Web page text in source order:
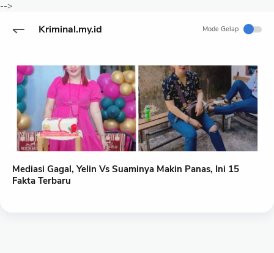
-->
Kriminal.my.id Mode Gelap
Mediasi Gagal, Yelin Vs Suaminya Makin Panas, Ini 15
Fakta Terbaru